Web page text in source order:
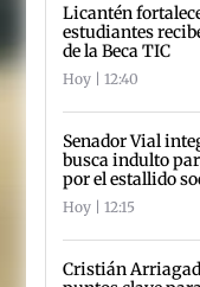
Licantén
estudiantes
de la Beca TIC
Hoy | 12:40
Senador Vial
busca indulto
por el estallido
Hoy | 12:15
Cristián